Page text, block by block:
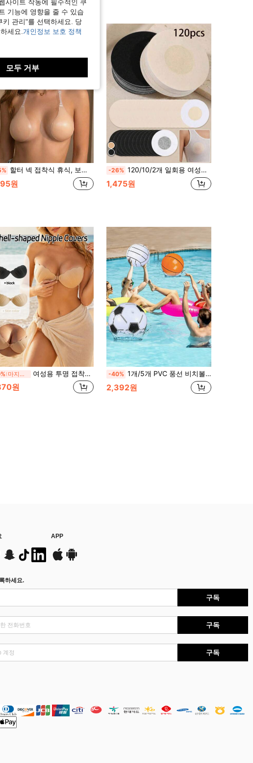
할터 넥 접착식 휴식, 보이지 않는 미끄럼 방지 재사용 가능한 끈적한 브라, 작은 가슴용 끈 없는 드레스, 수영복, 비키니용, 어깨 끈이 있는 새로운 조명 실리콘 보이지 않는 브라
원
-26% 120/10/2개 일회용 여성용 보이지 않는 니플 커버, 심리스 브라 패드, 부직포 소재, 통기성, 백리스 의상에 적합, 누드 및 블랙 선택 가능, 일상 필수품
1,475원
마지막 3일 여성용 투명 접착식 브라, 재사용 가능한 니플 커버, 조개 모양 가슴 패드, 작은 가슴 보정, 심리스
원
-40% 1개/5개 PVC 풍선 비치볼, 야구, 럭비, 야외 스포츠, 농구 세트, 워터 파티 비치 필수품 수영 게임, 수영장 풍선, 수영장 플로트
2,392원
APP
하세요.
구독
구독
구독
사이트 작동에 필수적인 쿠
기능에 영향을 줄 수 있습
키 관리"를 선택하세요. 당
세요. 개인정보 보호 정책
모두 거부